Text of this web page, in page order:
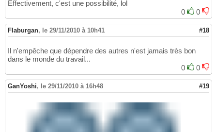
Effectivement, c'est une possibilité, lol
0
0
Flaburgan, le 29/11/2010 à 10h41 #18
Il n'empêche que dépendre des autres n'est jamais très bon
dans le monde du travail...
0
0
GanYoshi, le 29/11/2010 à 16h48 #19